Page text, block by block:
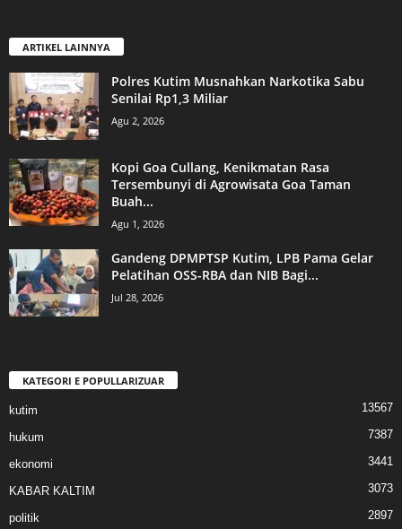
ARTIKEL LAINNYA
Polres Kutim Musnahkan Narkotika Sabu
Senilai Rp1,3 Miliar
Agu 2, 2026
Kopi Goa Cullang, Kenikmatan Rasa
Tersembunyi di Agrowisata Goa Taman
Buah...
Agu 1, 2026
Gandeng DPMPTSP Kutim, LPB Pama Gelar
Pelatihan OSS-RBA dan NIB Bagi...
Jul 28, 2026
KATEGORI E POPULLARIZUAR
kutim 13567
hukum 7387
ekonomi 3441
KABAR KALTIM 3073
politik 2897